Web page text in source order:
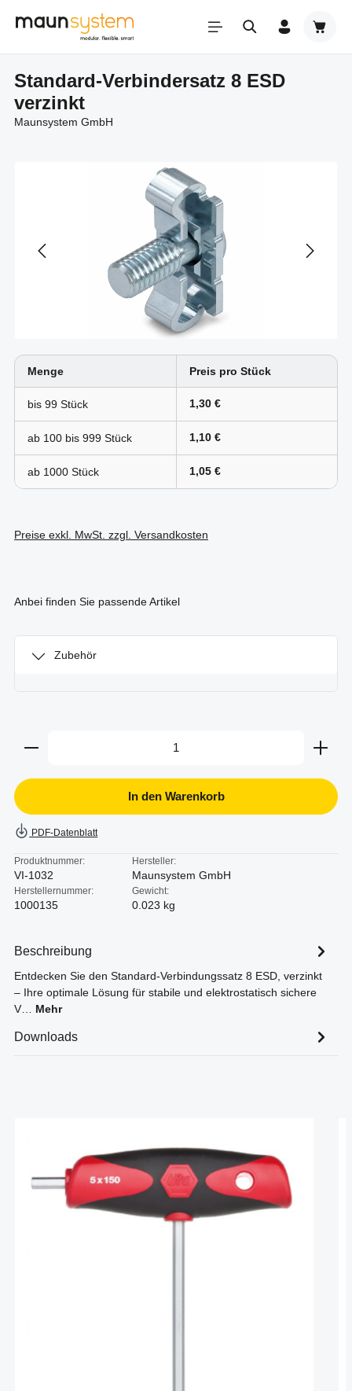
Zum Hauptinhalt springen
Standard-Verbindersatz 8 ESD
verzinkt
Maunsystem GmbH
Menge Preis pro Stück
bis 99 1,30 €
ab 100 bis 999 1,10 €
ab 1000 1,05 €
Preise exkl. MwSt. zzgl. Versandkosten
Anbei finden Sie passende Artikel
Zubehör
Produkt Anzahl: Gib den gewünschten Wert ein
In den Warenkorb
PDF-Datenblatt
Produktnummer:
VI-1032
Hersteller:
Maunsystem GmbH
Herstellernummer:
1000135
Gewicht:
0.023 kg
Beschreibung
Entdecken Sie den Standard-Verbindungssatz 8 ESD, verzinkt
– Ihre optimale Lösung für stabile und elektrostatisch sichere
V… Mehr
Downloads